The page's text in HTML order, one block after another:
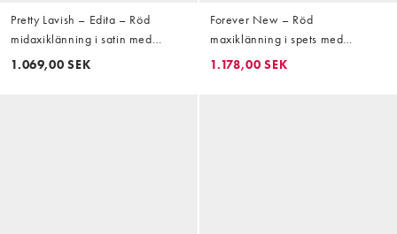
Pretty Lavish – Edita – Röd
midaxiklänning i satin med
draperad halterneck och låg
1.069,00 SEK
Forever New – Röd
maxiklänning i spets med
halterneck och volang
1.178,00 SEK